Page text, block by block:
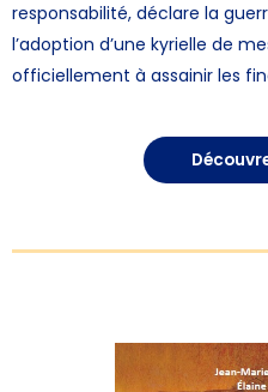
responsabilité, déclare la
l’adoption d’une kyrielle de
officiellement à assainir les